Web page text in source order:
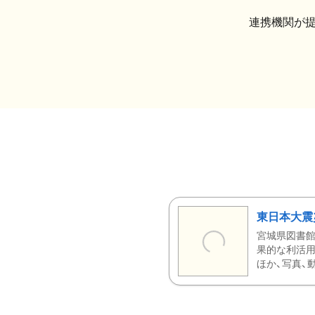
連携機関が
東日本大
宮城県図書
果的な利活
ほか、写真、